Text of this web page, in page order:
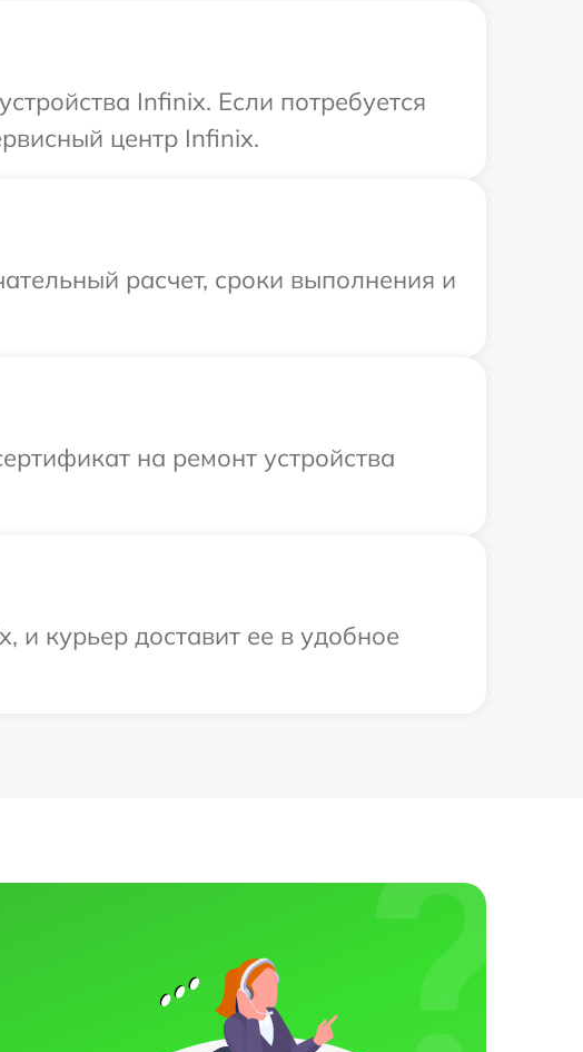
Infinix. Если потребуется
центр Infinix.
расчет, сроки выполнения и
на ремонт устройства
и курьер доставит ее в удобное